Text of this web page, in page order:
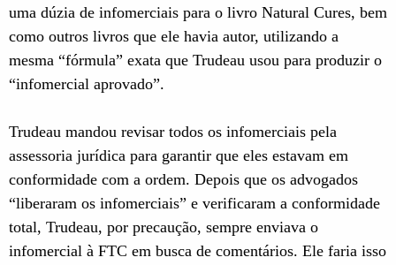
uma dúzia de infomerciais para o livro Natural Cures, bem
como outros livros que ele havia autor, utilizando a
mesma “fórmula” exata que Trudeau usou para produzir o
“infomercial aprovado”.
Trudeau mandou revisar todos os infomerciais pela
assessoria jurídica para garantir que eles estavam em
conformidade com a ordem. Depois que os advogados
“liberaram os infomerciais” e verificaram a conformidade
total, Trudeau, por precaução, sempre enviava o
infomercial à FTC em busca de comentários. Ele faria isso